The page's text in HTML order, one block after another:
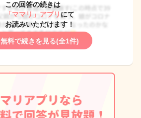
この回答の続きは
「ママリ」アプリ にて
お読みいただけます！
無料で続きを見る(全1件)